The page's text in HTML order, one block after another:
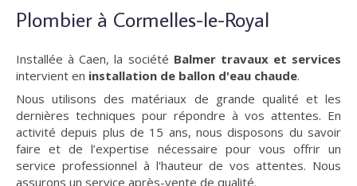
Plombier à Cormelles-le-Royal
Installée à Caen, la société Balmer travaux et services
intervient en installation de ballon d'eau chaude.
Nous utilisons des matériaux de grande qualité et les
dernières techniques pour répondre à vos attentes. En
activité depuis plus de 15 ans, nous disposons du savoir
faire et de l’expertise nécessaire pour vous offrir un
service professionnel à l'hauteur de vos attentes. Nous
assurons un service après-vente de qualité.